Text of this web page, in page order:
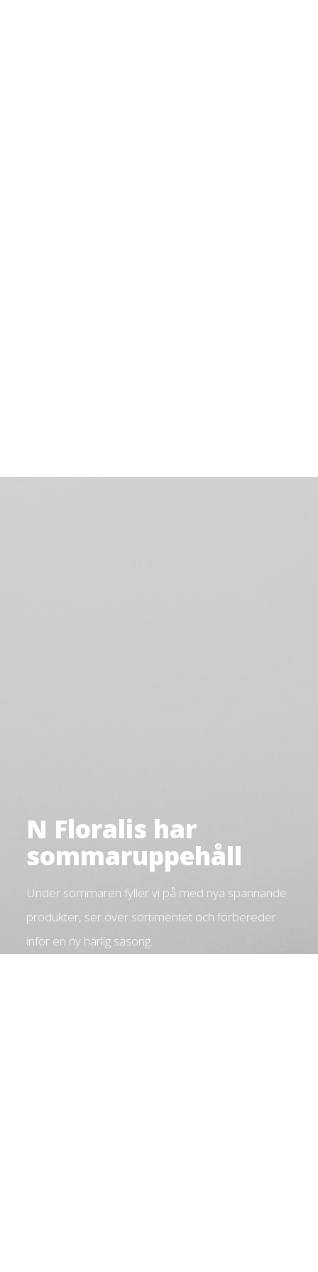
N Floralis har
sommaruppehåll
Under sommaren fyller vi på med nya spännande
produkter, ser över sortimentet och förbereder
inför en ny härlig säsong.